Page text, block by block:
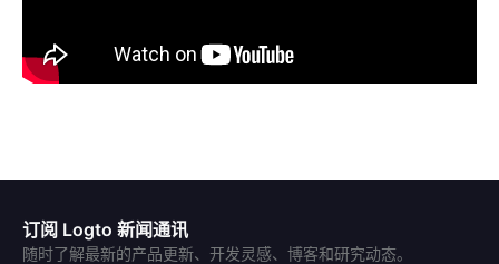
订阅 Logto 新闻通讯
随时了解最新的产品更新、开发灵感、博客和研究动态。